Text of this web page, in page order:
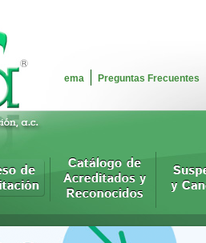
ema Preguntas Frecuentes